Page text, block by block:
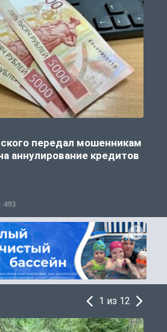
передал мошенникам
аннулирование кредитов
493
1 из 12